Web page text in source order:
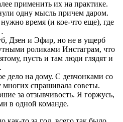
применить их на практике.
одну мысль причем даром.
время (и кое-что еще), где
Дзен и Эфир, но не в ущерб
роликами Инстаграм, что
пусть и там люди глядят и
дело на дому. С девчонками со
спрашивала советы.
за отзывчивость. Я горжусь,
в одной команде.